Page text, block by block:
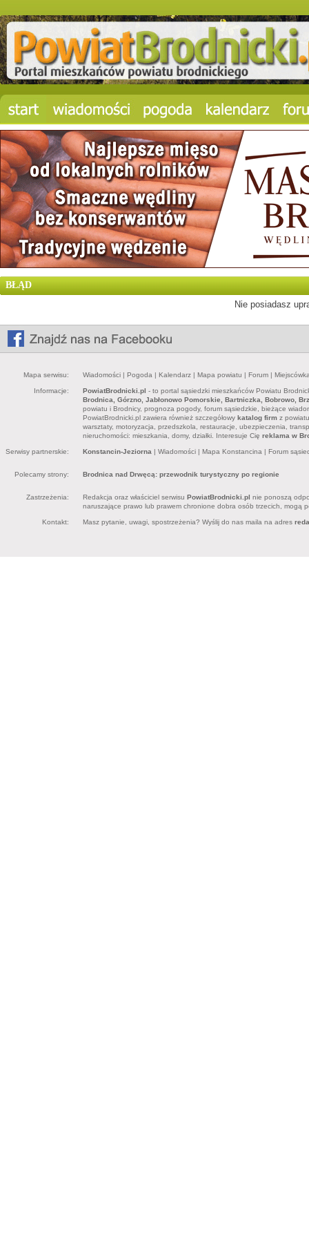
BŁĄD
Nie posiadasz
Mapa serwisu: Wiadomości | Pogoda | Kalendarz | Mapa powiatu | Forum |
Informacje: PowiatBrodnicki.pl - to portal sąsiedzki mieszkańców Powiatu
Brodnica, Górzno, Jabłonowo Pomorskie, Bartniczka, Bobrowo,
powiatu i Brodnicy, prognoza pogody, forum sąsiedzkie, bieżące
PowiatBrodnicki.pl zawiera również szczegółowy katalog firm z
warsztaty, motoryzacja, przedszkola, restauracje, ubezpieczenia,
nieruchomości: mieszkania, domy, działki. Interesuje Cię reklama w
Serwisy partnerskie: Konstancin-Jeziorna | Wiadomości | Mapa Konstancina | Forum
Polecamy strony: Brodnica nad Drwęcą: przewodnik turystyczny po regionie
Zastrzeżenia: Redakcja oraz właściciel serwisu PowiatBrodnicki.pl nie ponoszą
naruszające prawo lub prawem chronione dobra osób trzecich, mogą
Kontakt: Masz pytanie, uwagi, spostrzeżenia? Wyślij do nas maila na adres